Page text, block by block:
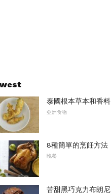
泰國根本草本和香料
亞洲食物
8種簡單的烹飪方法
晚餐
苦甜黑巧克力布朗尼